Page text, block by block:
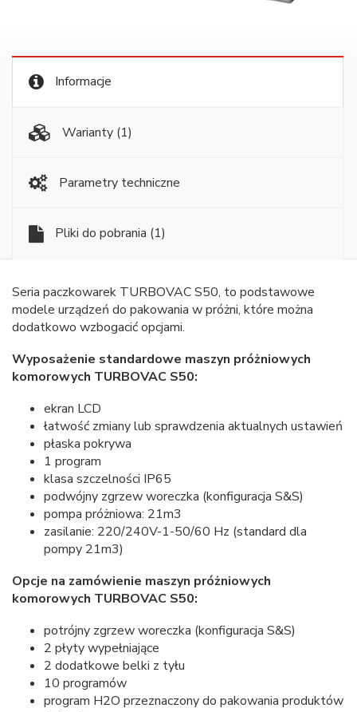
Informacje
Warianty (1)
Parametry techniczne
Pliki do pobrania (1)
Seria paczkowarek TURBOVAC S50, to podstawowe
modele urządzeń do pakowania w próżni, które można
dodatkowo wzbogacić opcjami.
Wyposażenie standardowe maszyn próżniowych
komorowych TURBOVAC S50:
ekran LCD
łatwość zmiany lub sprawdzenia aktualnych ustawień
płaska pokrywa
1 program
klasa szczelności IP65
podwójny zgrzew woreczka (konfiguracja S&S)
pompa próżniowa: 21m3
zasilanie: 220/240V-1-50/60 Hz (standard dla
pompy 21m3)
Opcje na zamówienie maszyn próżniowych
komorowych TURBOVAC S50:
potrójny zgrzew woreczka (konfiguracja S&S)
2 płyty wypełniające
2 dodatkowe belki z tyłu
10 programów
program H2O przeznaczony do pakowania produktów